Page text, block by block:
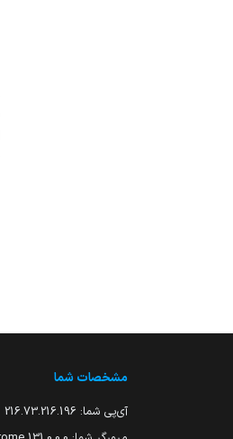
مشخصات شما
آی‌پی شما: 216.73.216.196